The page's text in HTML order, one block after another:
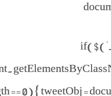
== 0) { tweetObj =